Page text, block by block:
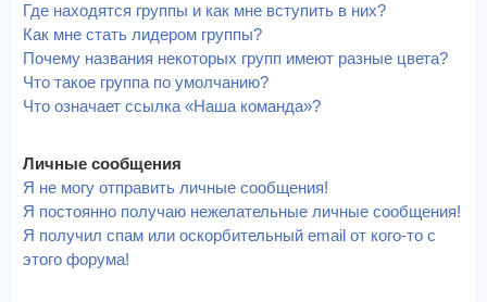
Где находятся группы и как мне вступить в них?
Как мне стать лидером группы?
Почему названия некоторых групп имеют разные цвета?
Что такое группа по умолчанию?
Что означает ссылка «Наша команда»?
Личные сообщения
Я не могу отправить личные сообщения!
Я постоянно получаю нежелательные личные сообщения!
Я получил спам или оскорбительный email от кого-то с
этого форума!